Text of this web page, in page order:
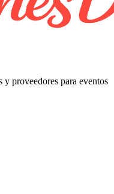
y proveedores para eventos